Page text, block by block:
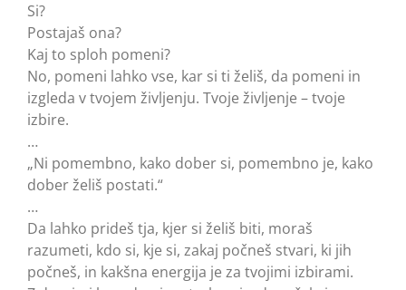
Si?
Postajaš ona?
Kaj to sploh pomeni?
No, pomeni lahko vse, kar si ti želiš, da pomeni in
izgleda v tvojem življenju. Tvoje življenje – tvoje
izbire.
…
„Ni pomembno, kako dober si, pomembno je, kako
dober želiš postati.“
…
Da lahko prideš tja, kjer si želiš biti, moraš
razumeti, kdo si, kje si, zakaj počneš stvari, ki jih
počneš, in kakšna energija je za tvojimi izbirami.